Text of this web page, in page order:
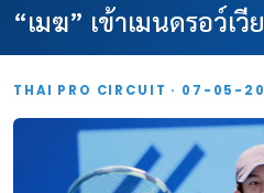
“เมฆ” เข้าเมนดรอว์เ
THAI PRO CIRCUIT · 07-05-